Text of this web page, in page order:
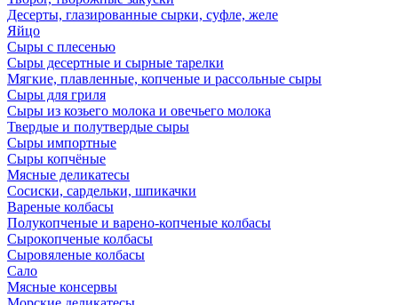
Десерты, глазированные сырки, суфле, желе
Яйцо
Сыры с плесенью
Сыры десертные и сырные тарелки
Мягкие, плавленные, копченые и рассольные сыры
Сыры для гриля
Сыры из козьего молока и овечьего молока
Твердые и полутвердые сыры
Сыры импортные
Сыры копчёные
Мясные деликатесы
Сосиски, сардельки, шпикачки
Вареные колбасы
Полукопченые и варено-копченые колбасы
Сырокопченые колбасы
Сыровяленые колбасы
Сало
Мясные консервы